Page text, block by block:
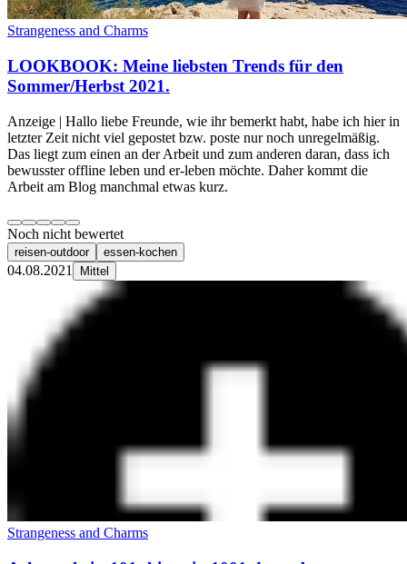
Strangeness and Charms
LOOKBOOK: Meine liebsten Trends für den
Sommer/Herbst 2021.
Anzeige | Hallo liebe Freunde, wie ihr bemerkt habt, habe ich hier in
letzter Zeit nicht viel gepostet bzw. poste nur noch unregelmäßig.
Das liegt zum einen an der Arbeit und zum anderen daran, dass ich
bewusster offline leben und er-leben möchte. Daher kommt die
Arbeit am Blog manchmal etwas kurz.
Noch nicht bewertet
reisen-outdoor essen-kochen
04.08.2021 Mittel
Strangeness and Charms